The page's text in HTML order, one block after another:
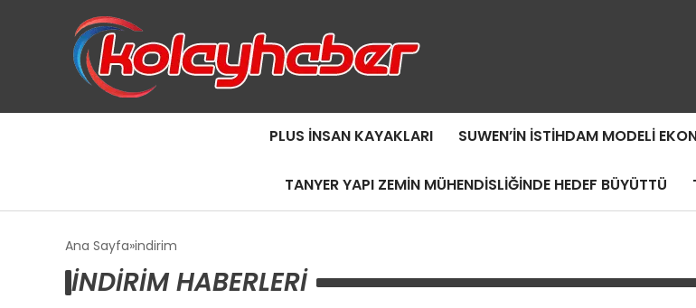
PLUS İNSAN KAYAKLARI SUWEN’IN İSTIHDAM MODELI
TANYER YAPI ZEMIN MÜHENDISLIĞINDE HEDEF BÜYÜTTÜ
Ana Sayfa indirim
INDIRIM HABERLERI